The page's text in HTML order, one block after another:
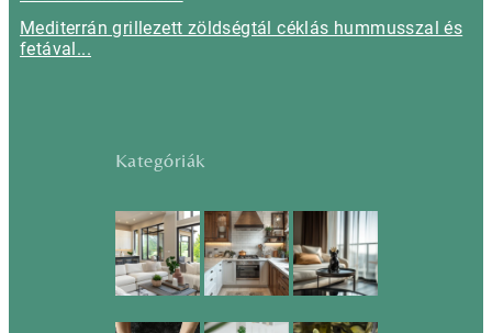
Mediterrán grillezett zöldségtál céklás hummusszal és
fetával...
Kategóriák